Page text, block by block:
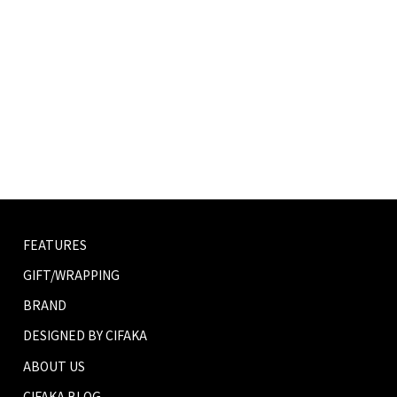
FEATURES
GIFT/WRAPPING
BRAND
DESIGNED BY CIFAKA
ABOUT US